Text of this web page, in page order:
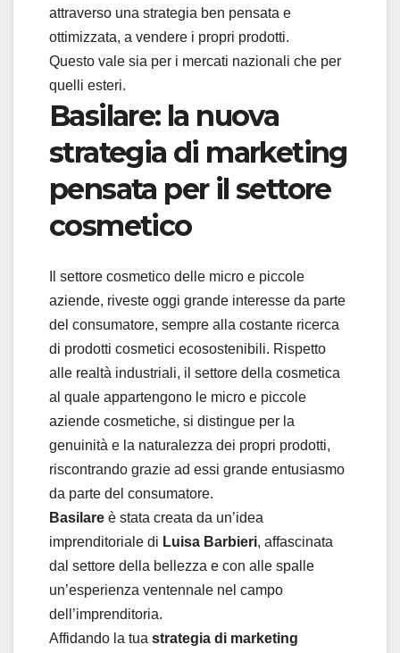
attraverso una strategia ben pensata e
ottimizzata, a vendere i propri prodotti.
Questo vale sia per i mercati nazionali che per
quelli esteri.
Basilare: la nuova
strategia di marketing
pensata per il settore
cosmetico
Il settore cosmetico delle micro e piccole
aziende, riveste oggi grande interesse da parte
del consumatore, sempre alla costante ricerca
di prodotti cosmetici ecosostenibili. Rispetto
alle realtà industriali, il settore della cosmetica
al quale appartengono le micro e piccole
aziende cosmetiche, si distingue per la
genuinità e la naturalezza dei propri prodotti,
riscontrando grazie ad essi grande entusiasmo
da parte del consumatore.
Basilare è stata creata da un’idea
imprenditoriale di Luisa Barbieri, affascinata
dal settore della bellezza e con alle spalle
un’esperienza ventennale nel campo
dell’imprenditoria.
Affidando la tua strategia di marketing